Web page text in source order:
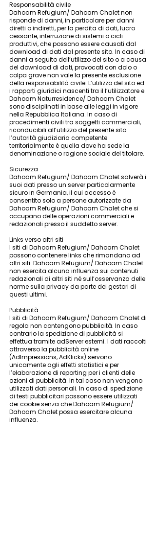
Responsabilità civile
Dahoam Refugium/ Dahoam Chalet non
risponde di danni, in particolare per danni
diretti o indiretti, per la perdita di dati, lucro
cessante, interruzione di sistemi o cicli
produttivi, che possono essere causati dal
download di dati dal presente sito. In caso di
danni a seguito dell’utilizzo del sito o a causa
del download di dati, provocati con dolo o
colpa grave non vale la presente esclusione
della responsabilità civile. L’utilizzo del sito ed
i rapporti giuridici nascenti tra il l’utilizzatore e
Dahoam Naturresidence/ Dahoam Chalet
sono disciplinati in base alle leggi in vigore
nella Repubblica Italiana. In caso di
procedimenti civili tra soggetti commerciali,
riconducibili all’utilizzo del presente sito
l’autorità giudiziaria competente
territorialmente è quella dove ha sede la
denominazione o ragione sociale del titolare.
Sicurezza
Dahoam Refugium/ Dahoam Chalet salverà i
suoi dati presso un server particolarmente
sicuro in Germania, il cui accesso è
consentito solo a persone autorizzate da
Dahoam Refugium/ Dahoam Chalet che si
occupano delle operazioni commerciali e
redazionali presso il suddetto server.
Links verso altri siti
I siti di Dahoam Refugium/ Dahoam Chalet
possono contenere links che rimandano ad
altri siti. Dahoam Refugium/ Dahoam Chalet
non esercita alcuna influenza sui contenuti
redazionali di altri siti né sull’osservanza delle
norme sulla privacy da parte dei gestori di
questi ultimi.
Pubblicità
I siti di Dahoam Refugium/ Dahoam Chalet di
regola non contengono pubblicità. In caso
contrario la spedizione di pubblicità si
effettua tramite adServer esterni. I dati raccolti
attraverso la pubblicità online
(AdImpressions, AdKlicks) servono
unicamente agli effetti statistici e per
l’elaborazione di reporting per i clienti delle
azioni di pubblicità. In tal caso non vengono
utilizzati dati personali. In caso di spedizione
di testi pubblicitari possono essere utilizzati
dei cookie senza che Dahoam Refugium/
Dahoam Chalet possa esercitare alcuna
influenza.